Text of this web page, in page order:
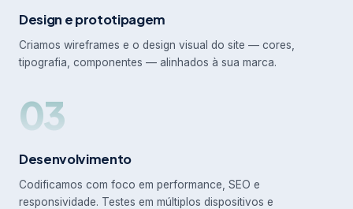
Design e prototipagem
Criamos wireframes e o design visual do site — cores,
tipografia, componentes — alinhados à sua marca.
03
Desenvolvimento
Codificamos com foco em performance, SEO e
responsividade. Testes em múltiplos dispositivos e